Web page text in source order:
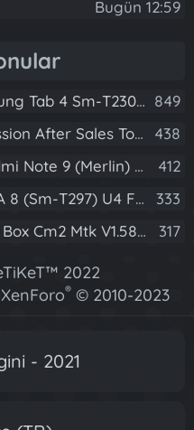
Bugün 12:59
T230 Android 7.1 Stabil Eba Destekli Yazılım 849
Tool V1.5.1 Full (Tüm Mtk Işlemcili Cihazları Meta Moda Alma) 438
Nvram Yedeği Fix Nv By Dft Pro 412
T297) U4 Frp Reset 333
Mtk V1.58 Full Kurulum+Crack 317
2022
® © 2010-2023
- 2021